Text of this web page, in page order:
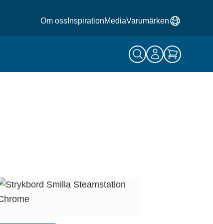
Om oss InspirationMediaVarumärken